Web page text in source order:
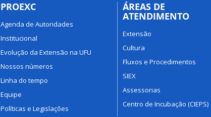
PROEXC
Agenda de Autoridades
Institucional
Evolução da Extensão na UFU
Nossos números
Linha do tempo
Equipe
Políticas e Legislações
ÁREAS DE
ATENDIMENTO
Extensão
Cultura
Fluxos e Procedimentos
SIEX
Assessorias
Centro de Incubação (CIEPS)